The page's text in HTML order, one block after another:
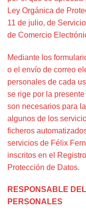
Ley Orgánica de
11 de julio, de
de Comercio
Mediante los
o el envío de correo
personales de cada
se rige por la
son necesarios para
algunos de los
ficheros
servicios de Félix
inscritos en el
Protección de Datos.
RESPONSABLE
PERSONALES